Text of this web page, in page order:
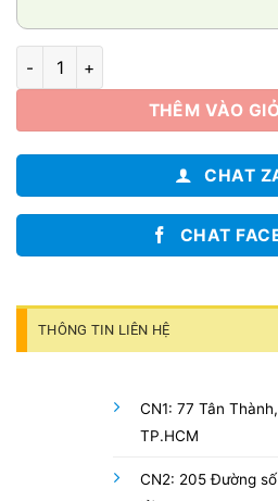
Vườn yêu số lượng
THÊM VÀO
CHAT
CHAT
THÔNG TIN LIÊN HỆ
CN1: 77 Tân
TP.HCM
CN2: 205 Đường số